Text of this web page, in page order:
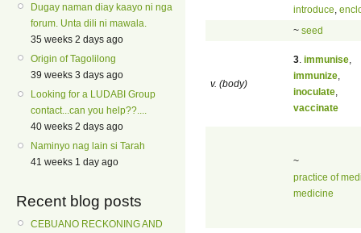
Dugay naman diay kaayo ni nga
forum. Unta dili ni mawala.
35 weeks 2 days ago
Origin of Tagolilong
39 weeks 3 days ago
Looking for a LUDABI Group
contact...can you help??....
40 weeks 2 days ago
Naminyo nag lain si Tarah
41 weeks 1 day ago
Recent blog posts
CEBUANO RECKONING AND
introduce
~ seed
v. (body)
3 immunise
immunize
inoculate
vaccinate
~
practice of
medicine